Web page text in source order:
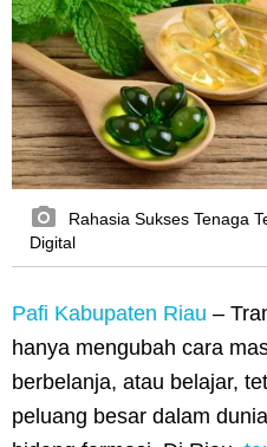
Rahasia Sukses Tenaga
Digital
Pafi Kabupaten Riau –
hanya mengubah cara
berbelanja, atau belajar,
peluang besar dalam